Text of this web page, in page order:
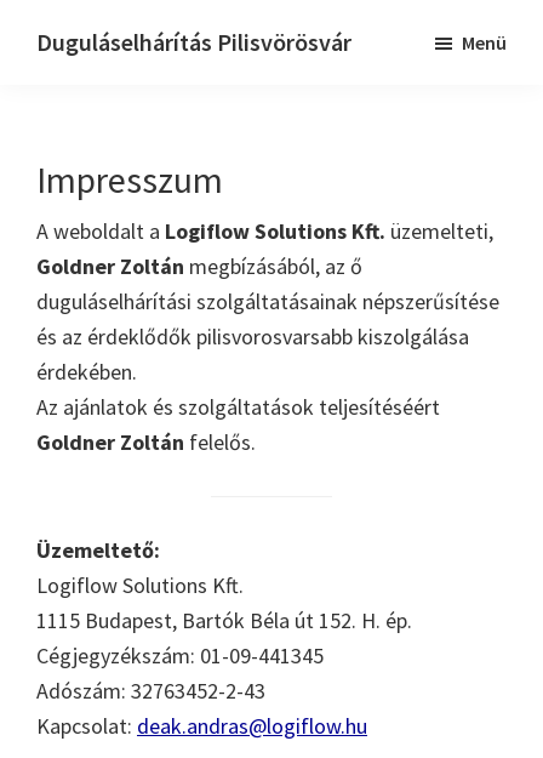
Duguláselhárítás Pilisvörösvár Menü
Impresszum
A weboldalt a Logiflow Solutions Kft. üzemelteti,
Goldner Zoltán megbízásából, az ő
duguláselhárítási szolgáltatásainak népszerűsítése
és az érdeklődők pilisvorosvarsabb kiszolgálása
érdekében.
Az ajánlatok és szolgáltatások teljesítéséért
Goldner Zoltán felelős.
Üzemeltető:
Logiflow Solutions Kft.
1115 Budapest, Bartók Béla út 152. H. ép.
Cégjegyzékszám: 01-09-441345
Adószám: 32763452-2-43
Kapcsolat: deak.andras@logiflow.hu